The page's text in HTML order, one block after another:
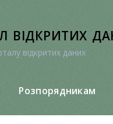
відкритих
відкритих даних
Розпорядникам